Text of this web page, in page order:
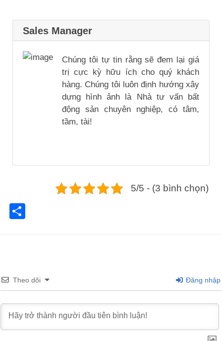
Sales Manager
Chúng tôi tự tin rằng sẽ đem lại giá
trị cực kỳ hữu ích cho quý khách
hàng. Chúng tôi luôn định hướng xây
dựng hình ảnh là Nhà tư vấn bất
động sản chuyên nghiệp, có tâm,
tầm, tài!
5/5 - (3 bình chọn)
Theo dõi Đăng nhập